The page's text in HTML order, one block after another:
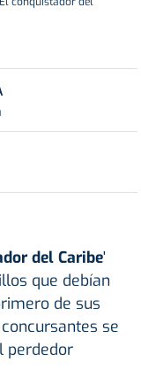
del Caribe'
que debían
de sus
se
perdedor